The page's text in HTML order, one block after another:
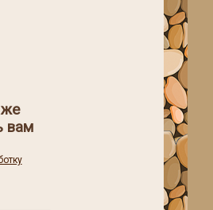
же
вам